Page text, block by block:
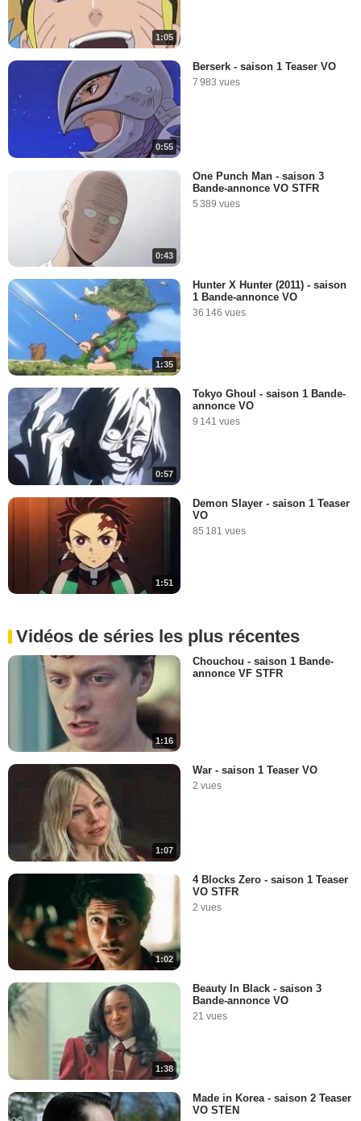
1:05
0:55
Berserk - saison 1 Teaser VO
7 983 vues
0:43
One Punch Man - saison 3
Bande-annonce VO STFR
5 389 vues
1:35
Hunter X Hunter (2011) - saison
1 Bande-annonce VO
36 146 vues
0:57
Tokyo Ghoul - saison 1 Bande-
annonce VO
9 141 vues
1:51
Demon Slayer - saison 1 Teaser
VO
85 181 vues
Vidéos de séries les plus récentes
1:16
Chouchou - saison 1 Bande-
annonce VF STFR
1:07
War - saison 1 Teaser VO
2 vues
1:02
4 Blocks Zero - saison 1 Teaser
VO STFR
2 vues
1:38
Beauty In Black - saison 3
Bande-annonce VO
21 vues
Made in Korea - saison 2 Teaser
VO STEN